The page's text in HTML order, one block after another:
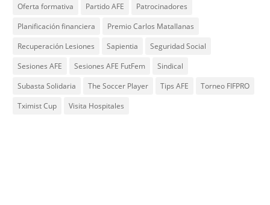
Oferta formativa
Partido AFE
Patrocinadores
Planificación financiera
Premio Carlos Matallanas
Recuperación Lesiones
Sapientia
Seguridad Social
Sesiones AFE
Sesiones AFE FutFem
Sindical
Subasta Solidaria
The Soccer Player Tips AFE
Torneo FIFPRO
Tximist Cup
Visita Hospitales